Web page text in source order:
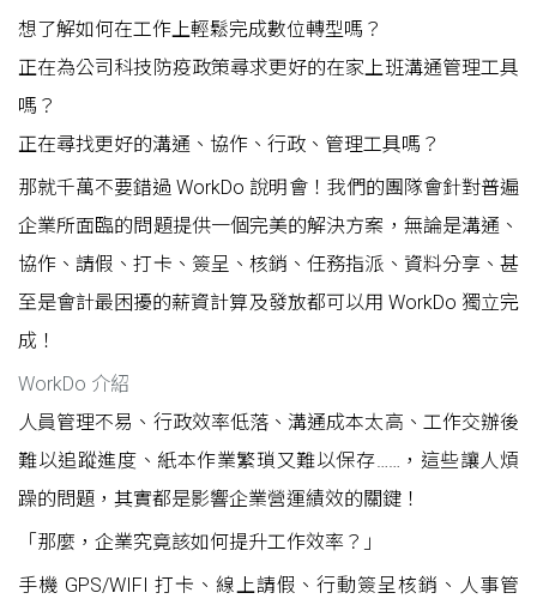
想了解如何在工作上輕鬆完成數位轉型嗎？
正在為公司科技防疫政策尋求更好的在家上班溝通管理工具
嗎？
正在尋找更好的溝通、協作、行政、管理工具嗎？
那就千萬不要錯過 WorkDo 說明會！我們的團隊會針對普遍
企業所面臨的問題提供一個完美的解決方案，無論是溝通、
協作、請假、打卡、簽呈、核銷、任務指派、資料分享、甚
至是會計最困擾的薪資計算及發放都可以用 WorkDo 獨立完
成！
WorkDo 介紹
人員管理不易、行政效率低落、溝通成本太高、工作交辦後
難以追蹤進度、紙本作業繁瑣又難以保存……，這些讓人煩
躁的問題，其實都是影響企業營運績效的關鍵！
「那麼，企業究竟該如何提升工作效率？」
手機 GPS/WIFI 打卡、線上請假、行動簽呈核銷、人事管